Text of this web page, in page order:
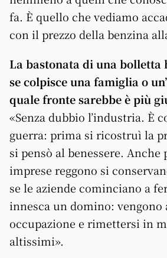
fa. È quello che vediamo
con il prezzo della benzina
La bastonata di una bolletta
se colpisce una famiglia o
quale fronte sarebbe è più
«Senza dubbio l’industria. È
guerra: prima si ricostruì la
si pensò al benessere. Anche
imprese reggono si
se le aziende cominciano a
innesca un domino: vengono
occupazione e rimettersi in
altissimi».